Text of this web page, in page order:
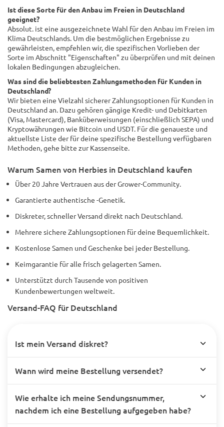
Ist diese Sorte für den Anbau im Freien in Deutschland
geeignet?
Absolut. ist eine ausgezeichnete Wahl für den Anbau im Freien im
Klima Deutschlands. Um die bestmöglichen Ergebnisse zu
gewährleisten, empfehlen wir, die spezifischen Vorlieben der
Sorte im Abschnitt "Eigenschaften" zu überprüfen und mit deinen
lokalen Bedingungen abzugleichen.
Was sind die beliebtesten Zahlungsmethoden für Kunden in
Deutschland?
Wir bieten eine Vielzahl sicherer Zahlungsoptionen für Kunden in
Deutschland an. Dazu gehören gängige Kredit- und Debitkarten
(Visa, Mastercard), Banküberweisungen (einschließlich SEPA) und
Kryptowährungen wie Bitcoin und USDT. Für die genaueste und
aktuellste Liste der für deine spezifische Bestellung verfügbaren
Methoden, gehe bitte zur Kassenseite.
Warum Samen von Herbies in Deutschland kaufen
Über 20 Jahre Vertrauen aus der Grower-Community.
Garantierte authentische -Genetik.
Diskreter, schneller Versand direkt nach Deutschland.
Mehrere sichere Zahlungsoptionen für deine Bequemlichkeit.
Kostenlose Samen und Geschenke bei jeder Bestellung.
Keimgarantie für alle frisch gelagerten Samen.
Unterstützt durch Tausende von positiven
Kundenbewertungen weltweit.
Versand-FAQ für Deutschland
Ist mein Versand diskret?
Wann wird meine Bestellung versendet?
Wie erhalte ich meine Sendungsnummer,
nachdem ich eine Bestellung aufgegeben habe?